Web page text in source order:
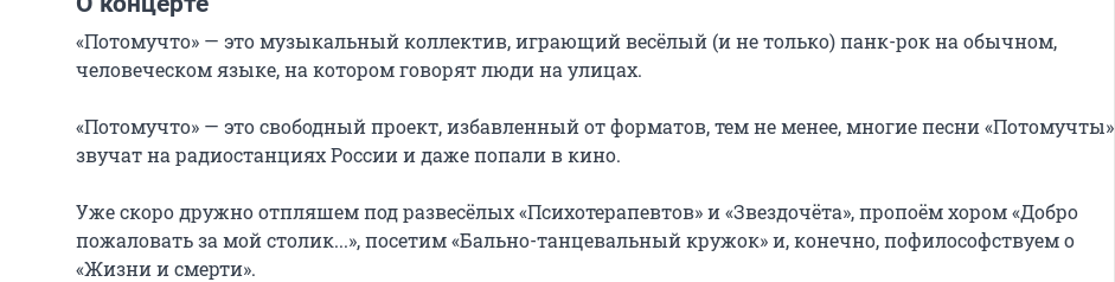
«Потомучто» — это музыкальный коллектив, играющий весёлый (и не только) панк-рок на обычном,
человеческом языке, на котором говорят люди на улицах.
«Потомучто» — это свободный проект, избавленный от форматов, тем не менее, многие песни «Потомучты»
звучат на радиостанциях России и даже попали в кино.
Уже скоро дружно отпляшем под развесёлых «Психотерапевтов» и «Звездочёта», пропоём хором «Добро
пожаловать за мой столик...», посетим «Бально-танцевальный кружок» и, конечно, пофилософствуем о
«Жизни и смерти».